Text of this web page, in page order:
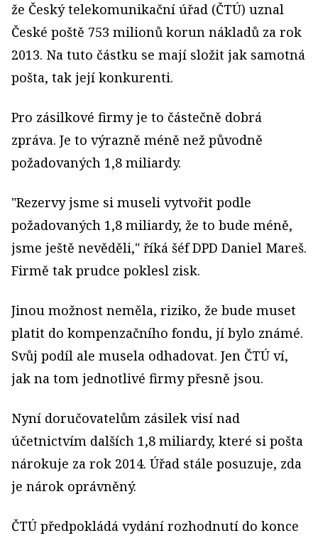
že Český telekomunikační úřad (ČTÚ) uznal
České poště 753 milionů korun nákladů za rok
2013. Na tuto částku se mají složit jak samotná
pošta, tak její konkurenti.
Pro zásilkové firmy je to částečně dobrá
zpráva. Je to výrazně méně než původně
požadovaných 1,8 miliardy.
"Rezervy jsme si museli vytvořit podle
požadovaných 1,8 miliardy, že to bude méně,
jsme ještě nevěděli," říká šéf DPD Daniel Mareš.
Firmě tak prudce poklesl zisk.
Jinou možnost neměla, riziko, že bude muset
platit do kompenzačního fondu, jí bylo známé.
Svůj podíl ale musela odhadovat. Jen ČTÚ ví,
jak na tom jednotlivé firmy přesně jsou.
Nyní doručovatelům zásilek visí nad
účetnictvím dalších 1,8 miliardy, které si pošta
nárokuje za rok 2014. Úřad stále posuzuje, zda
je nárok oprávněný.
ČTÚ předpokládá vydání rozhodnutí do konce